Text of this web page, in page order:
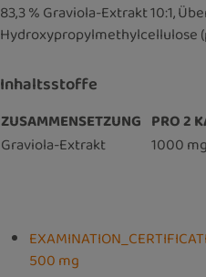
83,3 % Graviola-Extrakt 10:1,
Hydroxypropylmethylcellulose
Inhaltsstoffe
ZUSAMMENSETZUNG PRO 2
Graviola-Extrakt
1000 mg
500 mg